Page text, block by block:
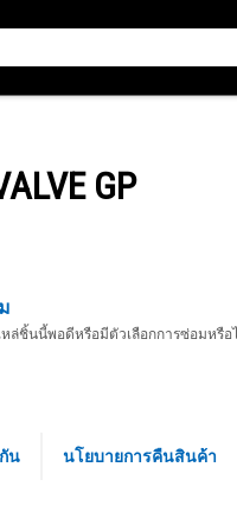
GP
หล่ชิ้นนี้พอดีหรือมีตัวเลือกการซ่อมหรือ
น นโยบายการคืนสินค้า